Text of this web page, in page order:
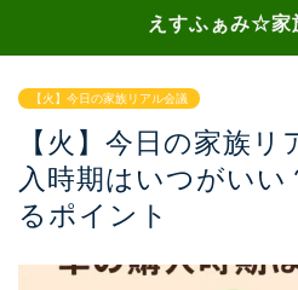
えすふぁみ☆家
【火】今日の家族リアル会議
【火】今日の家族
入時期はいつがいい
るポイント